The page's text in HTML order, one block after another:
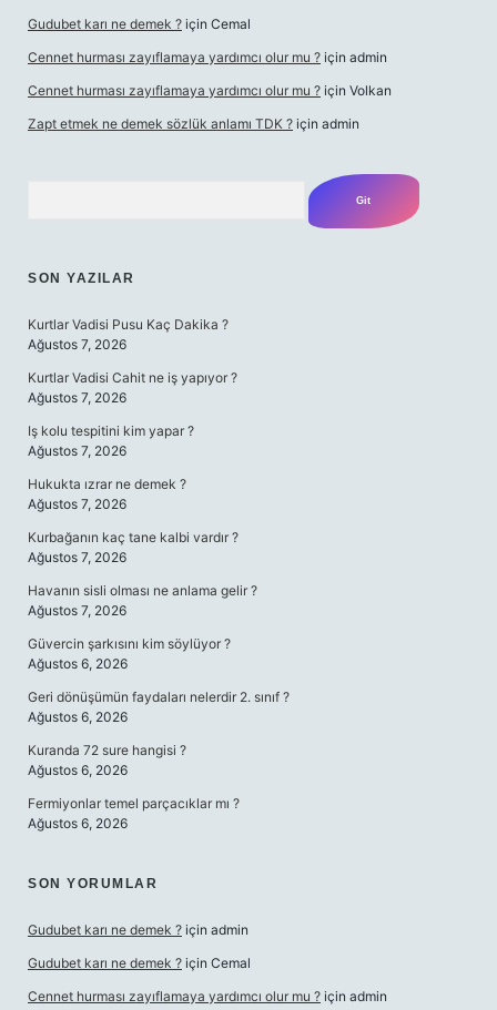
Gudubet karı ne demek ? için Cemal
Cennet hurması zayıflamaya yardımcı olur mu ? için admin
Cennet hurması zayıflamaya yardımcı olur mu ? için Volkan
Zapt etmek ne demek sözlük anlamı TDK ? için admin
SON YAZILAR
Kurtlar Vadisi Pusu Kaç Dakika ?
Ağustos 7, 2026
Kurtlar Vadisi Cahit ne iş yapıyor ?
Ağustos 7, 2026
Iş kolu tespitini kim yapar ?
Ağustos 7, 2026
Hukukta ızrar ne demek ?
Ağustos 7, 2026
Kurbağanın kaç tane kalbi vardır ?
Ağustos 7, 2026
Havanın sisli olması ne anlama gelir ?
Ağustos 7, 2026
Güvercin şarkısını kim söylüyor ?
Ağustos 6, 2026
Geri dönüşümün faydaları nelerdir 2. sınıf ?
Ağustos 6, 2026
Kuranda 72 sure hangisi ?
Ağustos 6, 2026
Fermiyonlar temel parçacıklar mı ?
Ağustos 6, 2026
SON YORUMLAR
Gudubet karı ne demek ? için admin
Gudubet karı ne demek ? için Cemal
Cennet hurması zayıflamaya yardımcı olur mu ? için admin